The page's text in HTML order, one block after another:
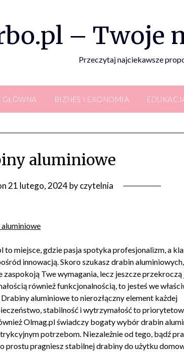
– Twoje
Przeczytaj najciekawsze
GŁÓWNA BIZNES I EKONOMIA
aluminiowe
21 lutego, 2024byczytelnia
to miejsce, gdzie pasja spotyka profesjonalizm, a
innowacją. Skoro szukasz drabin
zaspokoją Twe wymagania, lecz jeszcze przekroczą
również funkcjonalnością, to jesteś we
aluminiowe to nierozłączny element każdej
stabilność i wytrzymałość to
Olmag.pl świadczy bogaty wybór drabin
potrzebom. Niezależnie od tego, bądź
prostu pragniesz stabilnej drabiny do użytku